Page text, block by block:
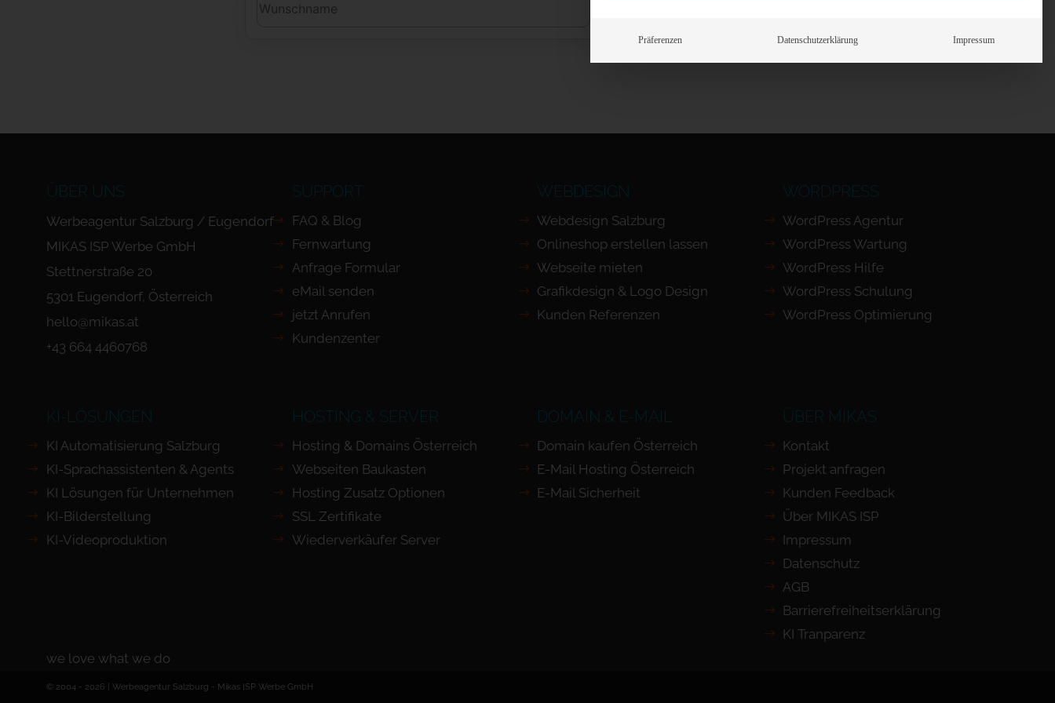
ÜBER UNS
Werbeagentur Salzburg / Eugendorf
MIKAS ISP Werbe GmbH
Stettnerstraße 20
5301 Eugendorf, Österreich
hello@mikas.at
+43 664 4460768
SUPPORT
FAQ & Blog
Fernwartung
Anfrage Formular
eMail senden
jetzt Anrufen
Kundenzenter
WEBDESIGN
Webdesign Salzburg
Onlineshop erstellen lassen
Webseite mieten
Grafikdesign & Logo Design
Kunden Referenzen
WORDPRESS
WordPress Agentur
WordPress Wartung
WordPress Hilfe
WordPress Schulung
WordPress Optimierung
KI-LÖSUNGEN
KI Automatisierung Salzburg
KI-Sprachassistenten & Agents
KI Lösungen für Unternehmen
KI-Bilderstellung
KI-Videoproduktion
HOSTING & SERVER
Hosting & Domains Österreich
Webseiten Baukasten
Hosting Zusatz Optionen
SSL Zertifikate
Wiederverkäufer Server
DOMAIN & E-MAIL
Domain kaufen Österreich
E-Mail Hosting Österreich
E-Mail Sicherheit
ÜBER MIKAS
Kontakt
Projekt anfragen
Kunden Feedback
Über MIKAS ISP
Impressum
Datenschutz
AGB
Barrierefreiheits­erklärung
KI Tranparenz
we love what we do
© 2004 - 2026 | Werbeagentur Salzburg - Mikas ISP Werbe GmbH
Präferenzen Datenschutzerklärung Impressum